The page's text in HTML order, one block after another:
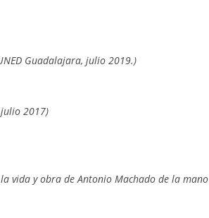
Guadalajara, julio 2019.)
2017)
vida y obra de Antonio Machado de la mano